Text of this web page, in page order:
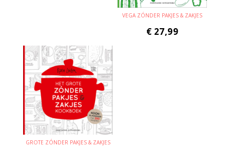
VEGA ZÓNDER PAKJES & ZAKJES
€ 27,99
GROTE ZÓNDER PAKJES & ZAKJES